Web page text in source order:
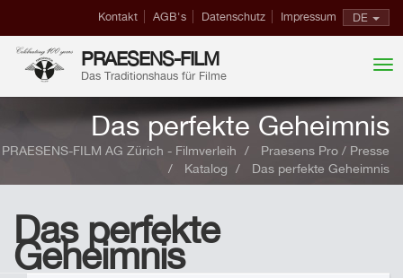
DE
Kontakt AGB's Datenschutz Impressum
PRAESENS-FILM
Das Traditionshaus für Filme
Das perfekte Geheimnis
PRAESENS-FILM AG Zürich - Filmverleih
Praesens Pro / Presse
Katalog
Das perfekte Geheimnis
Das perfekte
Geheimnis